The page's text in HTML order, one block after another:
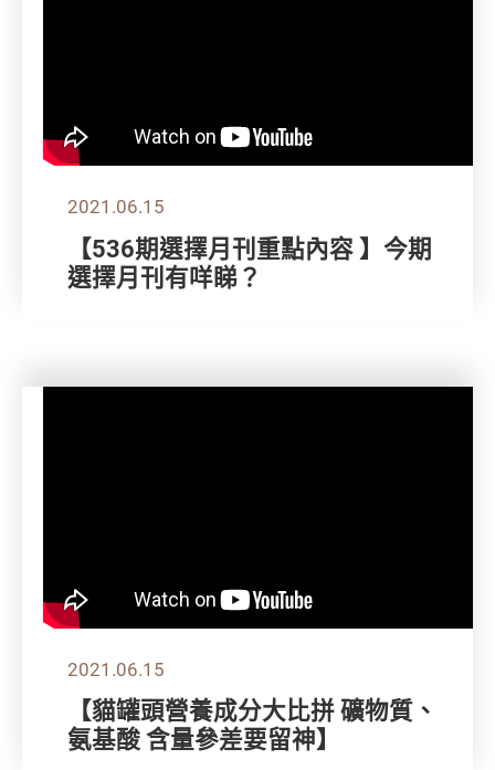
2021.06.15
【536期選擇月刊重點內容 】今期
選擇月刊有咩睇？
2021.06.15
【貓罐頭營養成分大比拼 礦物質、
氨基酸 含量參差要留神】